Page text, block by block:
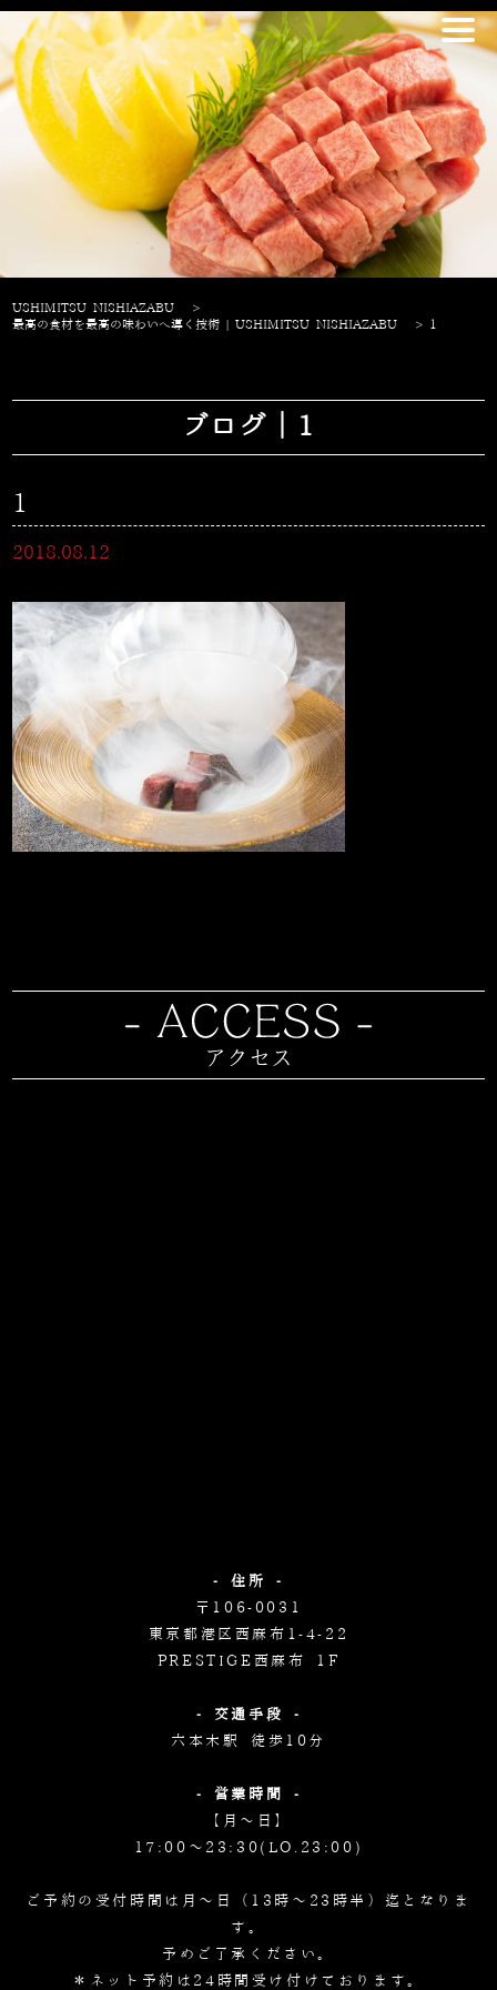
USHIMITSU NISHIAZABU
>
最高の食材を最高の味わいへ導く技術 | USHIMITSU NISHIAZABU
> 1
ブログ｜1
1
2018.08.12
- 住所 -
〒106-0031
東京都港区西麻布1-4-22
PRESTIGE西麻布 1F
- 交通手段 -
六本木駅 徒歩10分
- 営業時間 -
【月～日】
17:00～23:30(LO.23:00)
ご予約の受付時間は月～日（13時～23時半）迄となりま
す。
予めご了承ください。
＊ネット予約は24時間受け付けております。